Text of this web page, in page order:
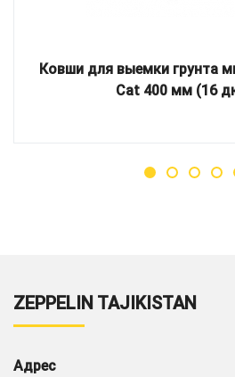
Ковши для выемки грунта
Cat 400 мм (16
ZEPPELIN TAJIKISTAN
Адрес